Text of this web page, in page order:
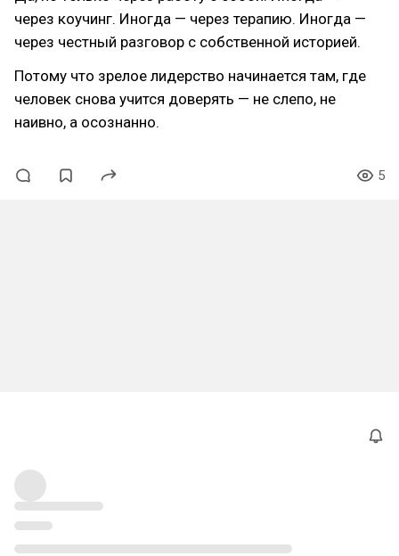
через коучинг. Иногда — через терапию. Иногда —
через честный разговор с собственной историей.
Потому что зрелое лидерство начинается там, где
человек снова учится доверять — не слепо, не
наивно, а осознанно.
5